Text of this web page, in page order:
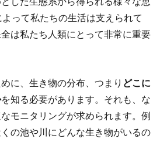
よって私たちの生活は支えられて
は私たち人類にとって非常に重要
に、生き物の分布、つまり どこに
を知る必要があります。それも、な
モニタリングが求められます。例
の池や川にどんな生き物がいるの